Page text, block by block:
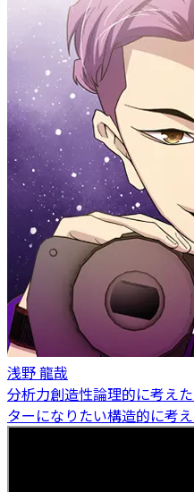
浅野 龍哉
分析力創造性論理的に考え
ターになりたい構造的に考